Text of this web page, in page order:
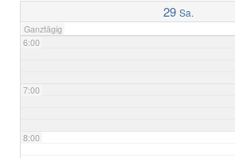
29 Sa.
Ganztägig
6:00
7:00
8:00